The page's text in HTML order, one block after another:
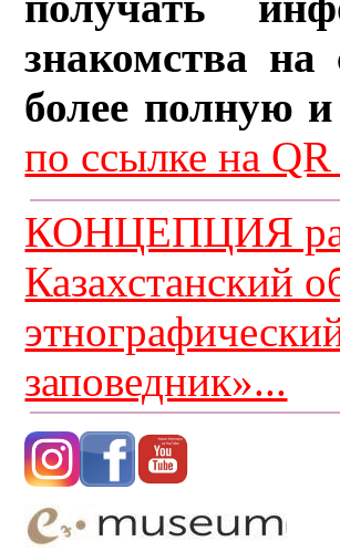
знакомства на
более полную
по ссылке на
КОНЦЕПЦИЯ
Казахстанский
заповедник»...